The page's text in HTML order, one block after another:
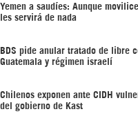
Yemen a saudíes: Aunque
les servirá de nada
BDS pide anular tratado de libre
Guatemala y régimen israelí
Chilenos exponen ante CIDH
del gobierno de Kast